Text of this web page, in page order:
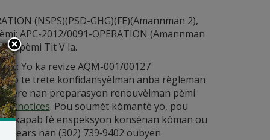
(NSPS)(PSD-GHG)(FE)(Amannman 2),
APC-2012/0091-OPERATION (Amannman
pèmi Tit V la.
Yo ka revize AQM-001/00127
yo te trete konfidansyèlman anba règleman
nan preparasyon renouvèlman pèmi
. Pou soumèt kòmantè yo, pou
kapab fè enspeksyon konsènan kòman ou
nan (302) 739‑9402 oubyen